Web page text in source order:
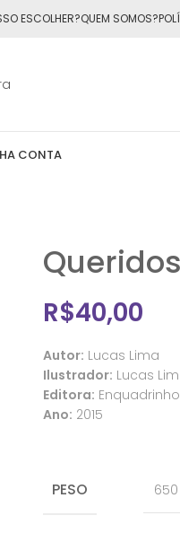
nas compras acima de
ESCOLHER?QUEM SOMOS?
CONTA
R$40,00
Autor: Lucas Lima
Ilustrador: Lucas
Editora: Enquadrinho
Ano: 2015
PESO